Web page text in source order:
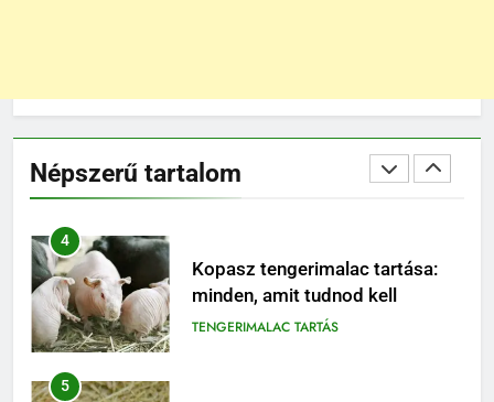
Népszerű tartalom
3
Banánt ehet a tengerimalac?
TÁPLÁLÁS TENGERIMALAC TARTÁS
4
Kopasz tengerimalac tartása:
minden, amit tudnod kell
TENGERIMALAC TARTÁS
5